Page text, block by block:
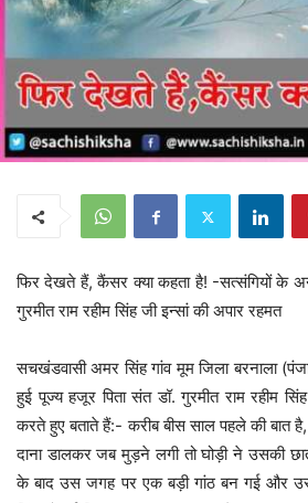
फिर देखते हैं, कैंसर क्या कहता है! -सत्संगियों के
गुरमीत राम रहीम सिंह जी इन्सां की अपार रहमत
सचखंडवासी अमर सिंह गांव मूम जिला बरनाला
हुई पूज्य हजूर पिता संत डॉ. गुरमीत राम रहीम
करते हुए बताते हैं:- करीब बीस साल पहले की बात है,
दाना डालकर जब मुड़ने लगी तो घोड़ी ने उसकी
के बाद उस जगह पर एक बड़ी गांठ बन गई और